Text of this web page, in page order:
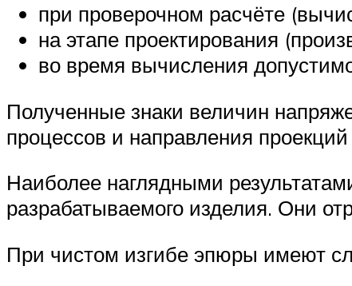
при проверочном расчёте
на этапе проектирования
во время вычисления
Полученные знаки величин
процессов и направления
Наиболее наглядными
разрабатываемого изделия. Они
При чистом изгибе эпюры имеют